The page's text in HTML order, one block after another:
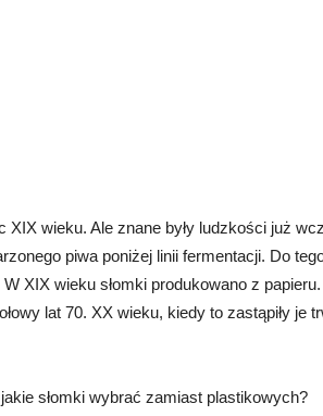
XIX wieku. Ale znane były ludzkości już
piwa poniżej linii fermentacji. Do
XIX wieku słomki produkowano z papieru.
lat 70. XX wieku, kiedy to zastąpiły je
słomki wybrać zamiast plastikowych?